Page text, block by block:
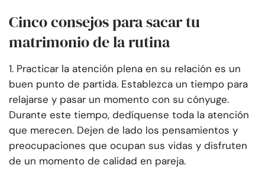
Cinco consejos para sacar tu
matrimonio de la rutina
1. Practicar la atención plena en su relación es un
buen punto de partida. Establezca un tiempo para
relajarse y pasar un momento con su cónyuge.
Durante este tiempo, dedíquense toda la atención
que merecen. Dejen de lado los pensamientos y
preocupaciones que ocupan sus vidas y disfruten
de un momento de calidad en pareja.